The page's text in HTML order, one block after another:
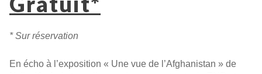
* Sur réservation
En écho à l’exposition « Une vue de l’Afghanistan » de